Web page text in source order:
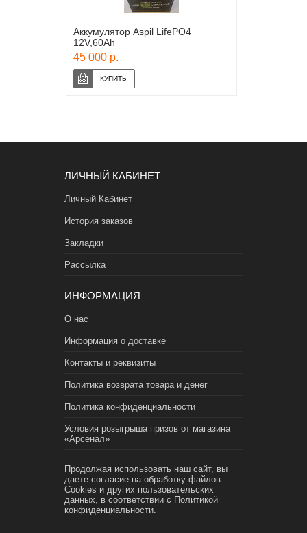
Аккумулятор Aspil LifePO4
12V,60Ah
45 000 р.
ЛИЧНЫЙ КАБИНЕТ
Личный Кабинет
История заказов
Закладки
Рассылка
ИНФОРМАЦИЯ
О нас
Информация о доставке
Контакты и реквизиты
Политика возврата товара и денег
Политика конфиденциальности
Условия розыгрыша призов от магазина
«Арсенал»
Продолжая использовать наш сайт, вы
даете согласие на обработку файлов
Cookies и других пользовательских
данных, в соответствии с Политикой
конфиденциальности.